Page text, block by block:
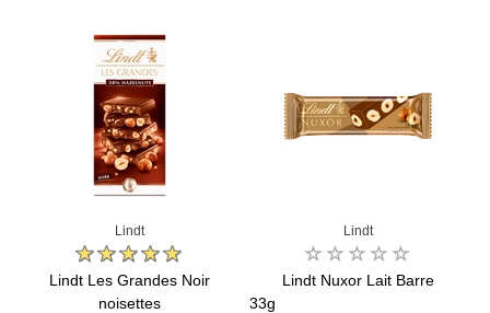
Lindt
Lindt Les Grandes Noir
noisettes
Lindt
Lindt Nuxor Lait Barre
33g